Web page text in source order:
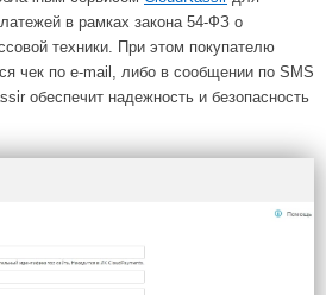
в рамках закона 54-ФЗ о
техники. При этом покупателю
чек по e-mail, либо в сообщении по SMS
обеспечит надежность и безопасность